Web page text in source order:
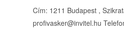
Cím: 1211 Budapest ,
profivasker@invitel.hu